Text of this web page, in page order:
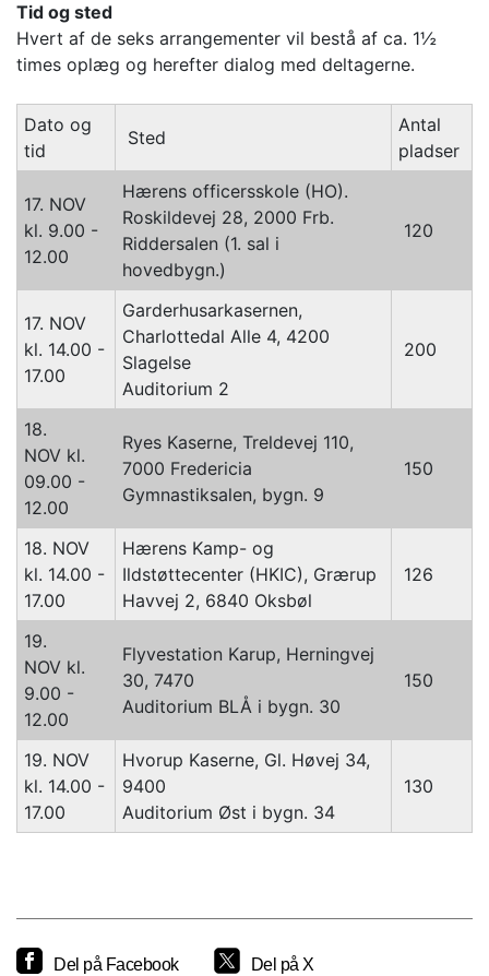
Tid og sted
Hvert af de seks arrangementer vil bestå af ca. 1½
times oplæg og herefter dialog med deltagerne.
Dato og
tid
Sted
Antal
pladser
17. NOV
kl. 9.00 -
12.00
Hærens officersskole (HO).
Roskildevej 28, 2000 Frb.
Riddersalen (1. sal i
hovedbygn.)
120
17. NOV
kl. 14.00 -
17.00
Garderhusarkasernen,
Charlottedal Alle 4, 4200
Slagelse
Auditorium 2
200
18.
NOV kl.
09.00 -
12.00
Ryes Kaserne, Treldevej 110,
7000 Fredericia
Gymnastiksalen, bygn. 9
150
18. NOV
kl. 14.00 -
17.00
Hærens Kamp- og
Ildstøttecenter (HKIC), Grærup
Havvej 2, 6840 Oksbøl
126
19.
NOV kl.
9.00 -
12.00
Flyvestation Karup, Herningvej
30, 7470
Auditorium BLÅ i bygn. 30
150
19. NOV
kl. 14.00 -
17.00
Hvorup Kaserne, Gl. Høvej 34,
9400
Auditorium Øst i bygn. 34
130
Del på Facebook Del på X